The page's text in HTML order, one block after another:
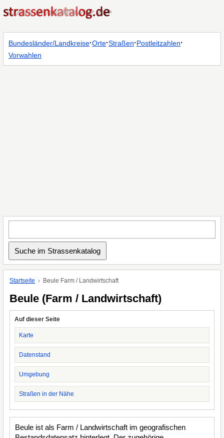
Bundesländer/Landkreise·Orte·Straßen·Postleitzahlen·
Vorwahlen
Startseite Beule Farm / Landwirtschaft
Beule (Farm / Landwirtschaft)
Auf dieser Seite
Karte
Datenstand
Umgebung
Straßen in der Nähe
Beule ist als Farm / Landwirtschaft im geografischen